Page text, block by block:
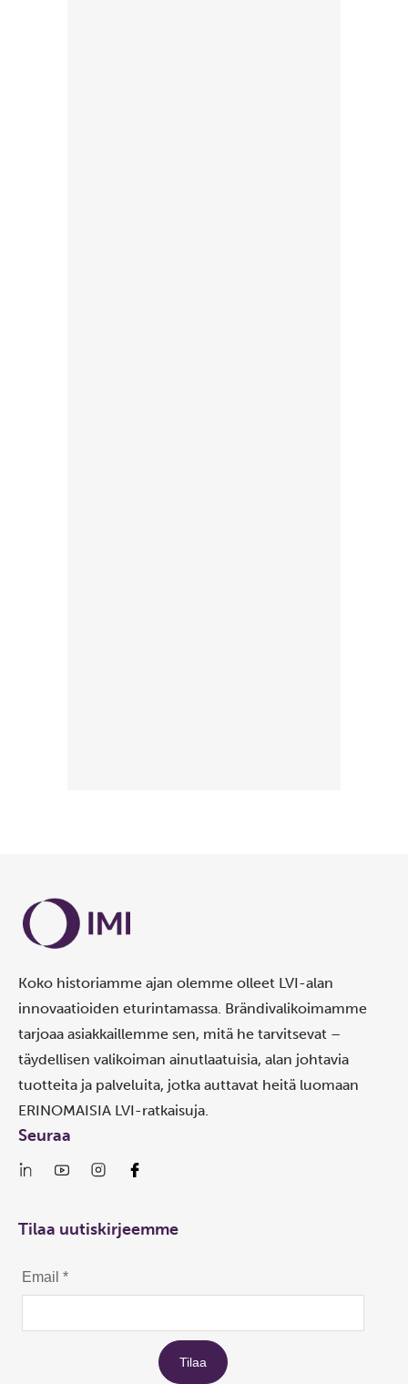
Koko historiamme ajan olemme olleet LVI-alan
innovaatioiden eturintamassa. Brändivalikoimamme
tarjoaa asiakkaillemme sen, mitä he tarvitsevat –
täydellisen valikoiman ainutlaatuisia, alan johtavia
tuotteita ja palveluita, jotka auttavat heitä luomaan
ERINOMAISIA LVI-ratkaisuja.
Seuraa
Tilaa uutiskirjeemme